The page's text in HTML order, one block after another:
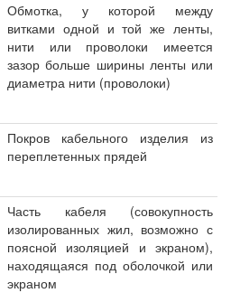
Обмотка, у которой между
витками одной и той же ленты,
нити или проволоки имеется
зазор больше ширины ленты или
диаметра нити (проволоки)
Покров кабельного изделия из
переплетенных прядей
Часть кабеля (совокупность
изолированных жил, возможно с
поясной изоляцией и экраном),
находящаяся под оболочкой или
экраном